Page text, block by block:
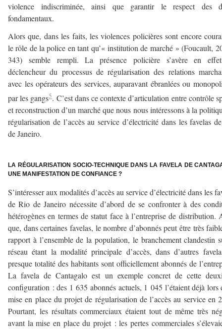
violence indiscriminée, ainsi que garantir le respect des
fondamentaux.
Alors que, dans les faits, les violences policières sont encore
le rôle de la police en tant qu’« institution de marché » (Foucault,
343) semble rempli. La présence policière s’avère en
déclencheur du processus de régularisation des relations
avec les opérateurs des services, auparavant ébranlées ou
par les gangs5. C’est dans ce contexte d’articulation entre contrôle
et reconstruction d’un marché que nous nous intéressons à la
régularisation de l’accès au service d’électricité dans les favelas
de Janeiro.
LA RÉGULARISATION SOCIO-TECHNIQUE DANS LA FAVELA DE
UNE MANIFESTATION DE CONFIANCE ?
S’intéresser aux modalités d’accès au service d’électricité dans les
de Rio de Janeiro nécessite d’abord de se confronter à des
hétérogènes en termes de statut face à l’entreprise de distribution.
que, dans certaines favelas, le nombre d’abonnés peut être très
rapport à l’ensemble de la population, le branchement clandestin
réseau étant la modalité principale d’accès, dans d’autres
presque totalité des habitants sont officiellement abonnés de
La favela de Cantagalo est un exemple concret de cette
configuration : des 1 635 abonnés actuels, 1 045 l’étaient déjà lors
mise en place du projet de régularisation de l’accès au service en
Pourtant, les résultats commerciaux étaient tout de même très
avant la mise en place du projet : les pertes commerciales